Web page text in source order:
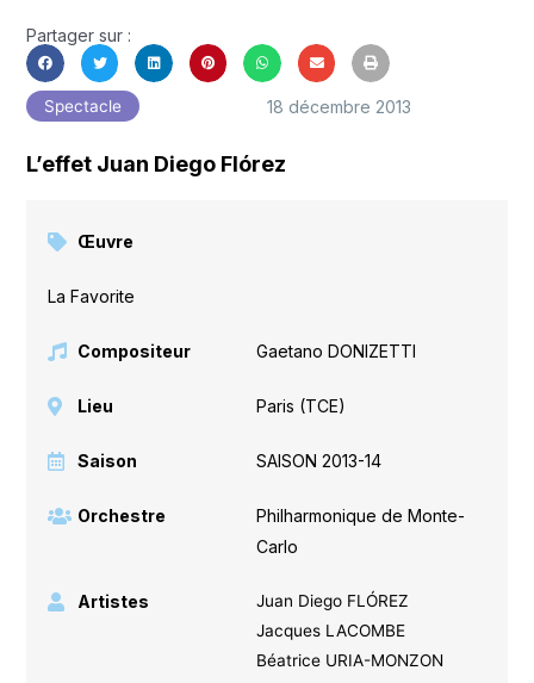
Partager sur :
Spectacle 18 décembre 2013
L’effet Juan Diego Flórez
Œuvre
La Favorite
Compositeur Gaetano DONIZETTI
Lieu Paris (TCE)
Saison SAISON 2013-14
Orchestre
Philharmonique de Monte-
Carlo
Artistes
Juan Diego FLÓREZ
Jacques LACOMBE
Béatrice URIA-MONZON